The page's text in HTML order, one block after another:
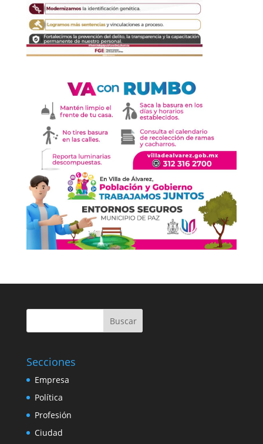
Buscar
Secciones
Empresa
Política
Profesión
Ciudad